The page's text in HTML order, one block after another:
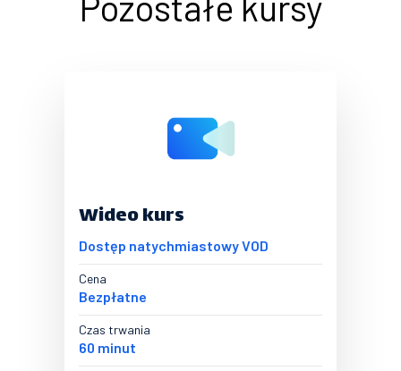
Wideo kurs
Dostęp natychmiastowy VOD
Cena
Bezpłatne
Czas trwania
60 minut